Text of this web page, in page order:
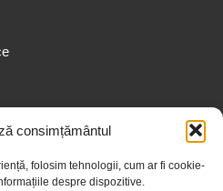
consimțământul
folosim tehnologii, cum ar fi cookie-
despre dispozitive.